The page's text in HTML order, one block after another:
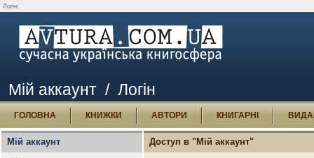
Логін.
Мій аккаунт / Логін
ГОЛОВНА КНИЖКИ АВТОРИ КНИГАРНІ
Мій аккаунт Доступ в "Мій аккаунт"